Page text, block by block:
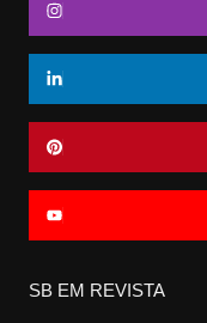
SB EM REVISTA